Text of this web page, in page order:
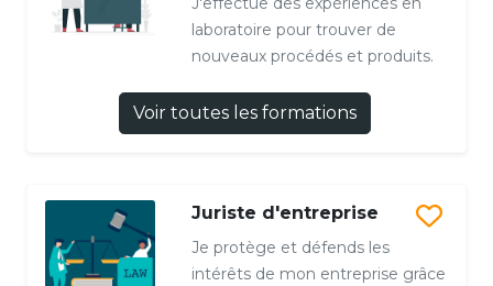
laboratoire pour trouver de
nouveaux procédés et produits.
Voir toutes les formations
Juriste d'entreprise
Je protège et défends les
intérêts de mon entreprise grâce